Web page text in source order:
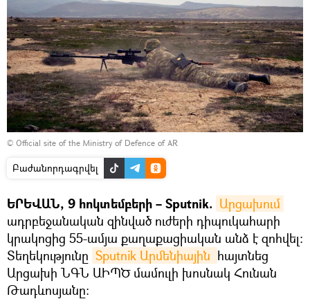
© Official site of the Ministry of Defence of AR
Բաժանորդագրվել
ԵՐԵՎԱՆ, 9 հոկտեմբերի – Sputnik. Արցախում
ադրբեջանական զինված ուժերի դիպուկահարի
կրակոցից 55-ամյա քաղաքացիական անձ է զոհվել:
Տեղեկությունը Sputnik Արմենիային հայտնեց
Արցախի ՆԳՆ ԱԻՊԾ մամուլի խոսնակ Հունան
Թադևոսյանը: